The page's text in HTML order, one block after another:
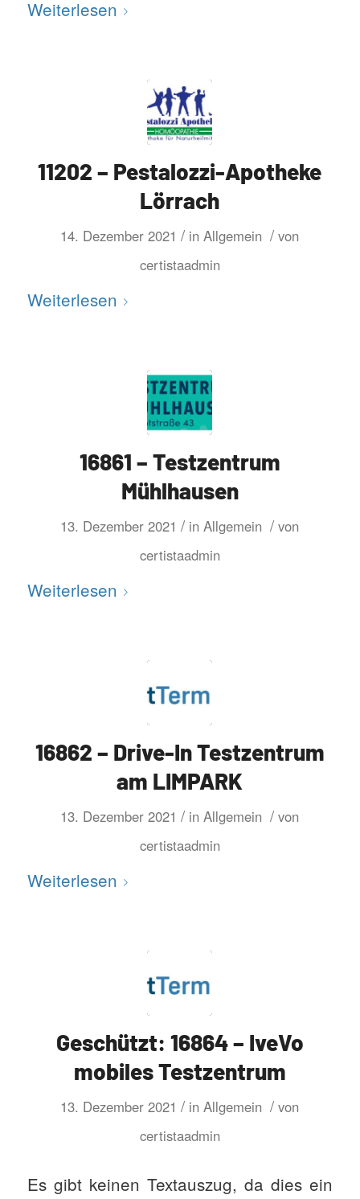
Weiterlesen
11202 – Pestalozzi-Apotheke
Lörrach
14. Dezember 2021 / inAllgemein / von
certistaadmin
Weiterlesen
16861 – Testzentrum
Mühlhausen
13. Dezember 2021 / inAllgemein / von
certistaadmin
Weiterlesen
16862 – Drive-In Testzentrum
am LIMPARK
13. Dezember 2021 / inAllgemein / von
certistaadmin
Weiterlesen
Geschützt: 16864 – IveVo
mobiles Testzentrum
13. Dezember 2021 / inAllgemein / von
certistaadmin
Es gibt keinen Textauszug, da dies ein